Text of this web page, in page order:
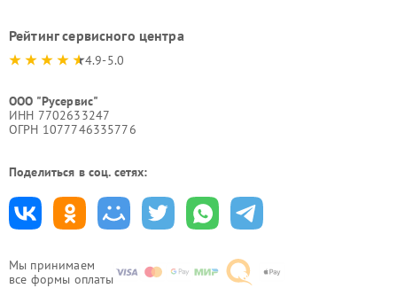
Мы принимаем
все формы оплаты
Рейтинг сервисного центра
4.9-5.0
ООО "Русервис"
ИНН 7702633247
ОГРН 1077746335776
Поделиться в соц. сетях: